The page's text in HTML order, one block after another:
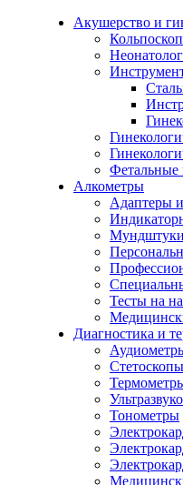
Акушерство и
Алкометры
Адаптеры
Мундштуки
Тесты на
Диагностика и
Стетоскопы
Тонометры